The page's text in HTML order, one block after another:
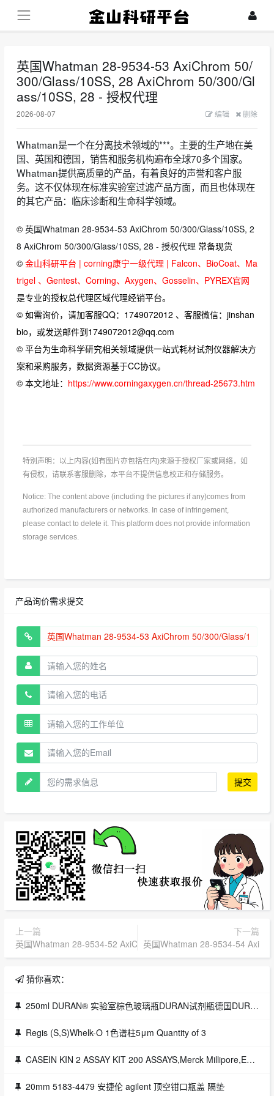
英国Whatman 28-9534-53 AxiChrom 50/
300/Glass/10SS, 28 AxiChrom 50/300/Gl
ass/10SS, 28 - 授权代理
2026-08-07 编辑 删除
Whatman是一个在分离技术领域的***。主要的生产地在美
国、英国和德国，销售和服务机构遍布全球70多个国家。
Whatman提供高质量的产品，有着良好的声誉和客户服
务。这不仅体现在标准实验室过滤产品方面，而且也体现在
的其它产品：临床诊断和生命科学领域。
© 英国Whatman 28-9534-53 AxiChrom 50/300/Glass/10SS, 2
8 AxiChrom 50/300/Glass/10SS, 28 - 授权代理 常备现货
© 金山科研平台 | corning康宁一级代理 | Falcon、BioCoat、Ma
trigel 、Gentest、Corning、Axygen、Gosselin、PYREX官网
是专业的授权总代理区域代理经销平台。
© 如需询价，请加客服QQ：1749072012 、客服微信：jinshan
bio，或发送邮件到1749072012@qq.com
© 平台为生命科学研究相关领域提供一站式耗材试剂仪器解决方
案和采购服务，数据资源基于CC协议。
© 本文地址： https://www.corningaxygen.cn/thread-25673.htm
特别声明：以上内容(如有图片亦包括在内)来源于授权厂家或网络，如
有侵权，请联系客服删除，本平台不提供信息校正和存储服务。
Notice: The content above (including the pictures if any)comes from
authorized manufacturers or networks. In case of infringement,
please contact to delete it. This platform does not provide information
storage services.
产品询价需求提交
提交
上一篇
英国Whatman 28-9534-52 AxiChrom 70/300/Glass/10SS, 28
下一篇
英国Whatman 28-9534-54
猜你喜欢：
250ml DURAN® 实验室棕色玻璃瓶DURAN试剂瓶德国DURANDURAN现货授权代理
Regis (S,S)Whelk-O 1色谱柱5μm Quantity of 3
CASEIN KIN 2 ASSAY KIT 200 ASSAYS,Merck Millipore,EA货号：17-132
20mm 5183-4479 安捷伦 agilent 顶空钳口瓶盖 隔垫